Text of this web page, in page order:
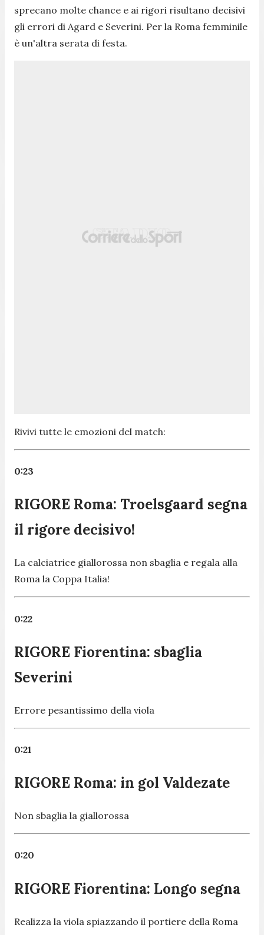
sprecano molte chance e ai rigori risultano decisivi
gli errori di Agard e Severini. Per la Roma femminile
è un'altra serata di festa.
Rivivi tutte le emozioni del match:
0:23
RIGORE Roma: Troelsgaard segna
il rigore decisivo!
La calciatrice giallorossa non sbaglia e regala alla
Roma la Coppa Italia!
0:22
RIGORE Fiorentina: sbaglia
Severini
Errore pesantissimo della viola
0:21
RIGORE Roma: in gol Valdezate
Non sbaglia la giallorossa
0:20
RIGORE Fiorentina: Longo segna
Realizza la viola spiazzando il portiere della Roma